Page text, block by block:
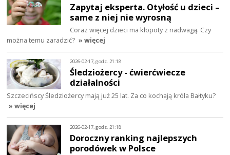
Zapytaj eksperta. Otyłość u dzieci –
same z niej nie wyrosną
Coraz więcej dzieci ma kłopoty z nadwagą. Czy
można temu zaradzić? » więcej
2026-02-17, godz. 21:18
Śledziożercy - ćwierćwiecze
działalności
Szczecińscy Śledziożercy mają już 25 lat. Za co kochają króla Bałtyku?
» więcej
2026-02-17, godz. 21:18
Doroczny ranking najlepszych
porodówek w Polsce